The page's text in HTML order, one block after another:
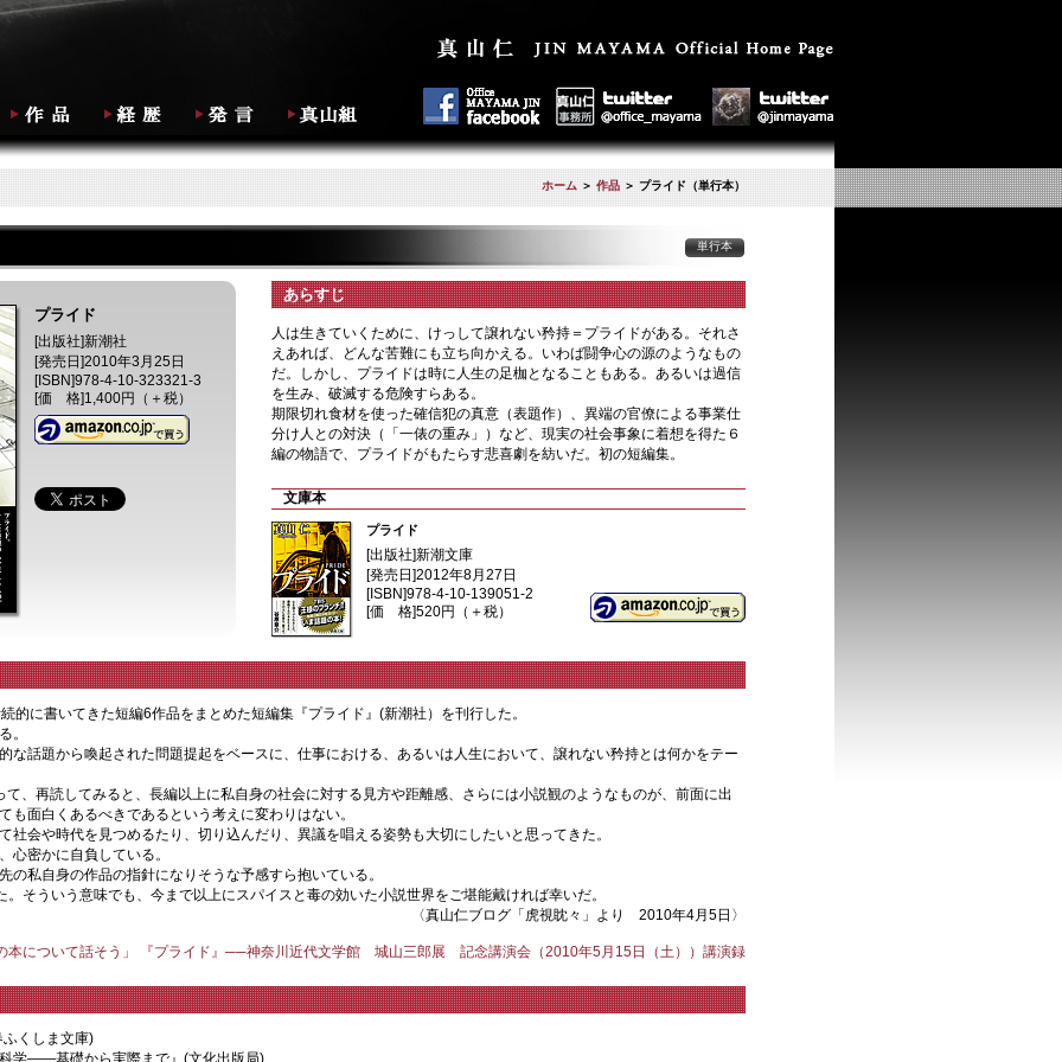
ホーム ＞ 作品 ＞ プライド（単行本）
単行本
プライド
[出版社]新潮社
[発売日]2010年3月25日
[ISBN]978-4-10-323321-3
[価 格]1,400円（＋税）
あらすじ
人は生きていくために、けっして譲れない矜持＝プライドがある。それさ
えあれば、どんな苦難にも立ち向かえる。いわば闘争心の源のようなもの
だ。しかし、プライドは時に人生の足枷となることもある。あるいは過信
を生み、破滅する危険すらある。
期限切れ食材を使った確信犯の真意（表題作）、異端の官僚による事業仕
分け人との対決（「一俵の重み」）など、現実の社会事象に着想を得た６
編の物語で、プライドがもたらす悲喜劇を紡いだ。初の短編集。
文庫本
プライド
[出版社]新潮文庫
[発売日]2012年8月27日
[ISBN]978-4-10-139051-2
[価 格]520円（＋税）
的に書いてきた短編6作品をまとめた短編集『プライド』(新潮社）を刊行した。
る。
な話題から喚起された問題提起をベースに、仕事における、あるいは人生において、譲れない矜持とは何かをテー
、再読してみると、長編以上に私自身の社会に対する見方や距離感、さらには小説観のようなものが、前面に出
も面白くあるべきであるという考えに変わりはない。
社会や時代を見つめるたり、切り込んだり、異議を唱える姿勢も大切にしたいと思ってきた。
心密かに自負している。
の私自身の作品の指針になりそうな予感すら抱いている。
。そういう意味でも、今まで以上にスパイスと毒の効いた小説世界をご堪能戴ければ幸いだ。
〈真山仁ブログ「虎視眈々」より 2010年4月5日〉
本について話そう」 『プライド』──神奈川近代文学館 城山三郎展 記念講演会（2010年5月15日（土））講演録
くしま文庫)
学――基礎から実際まで』(文化出版局)